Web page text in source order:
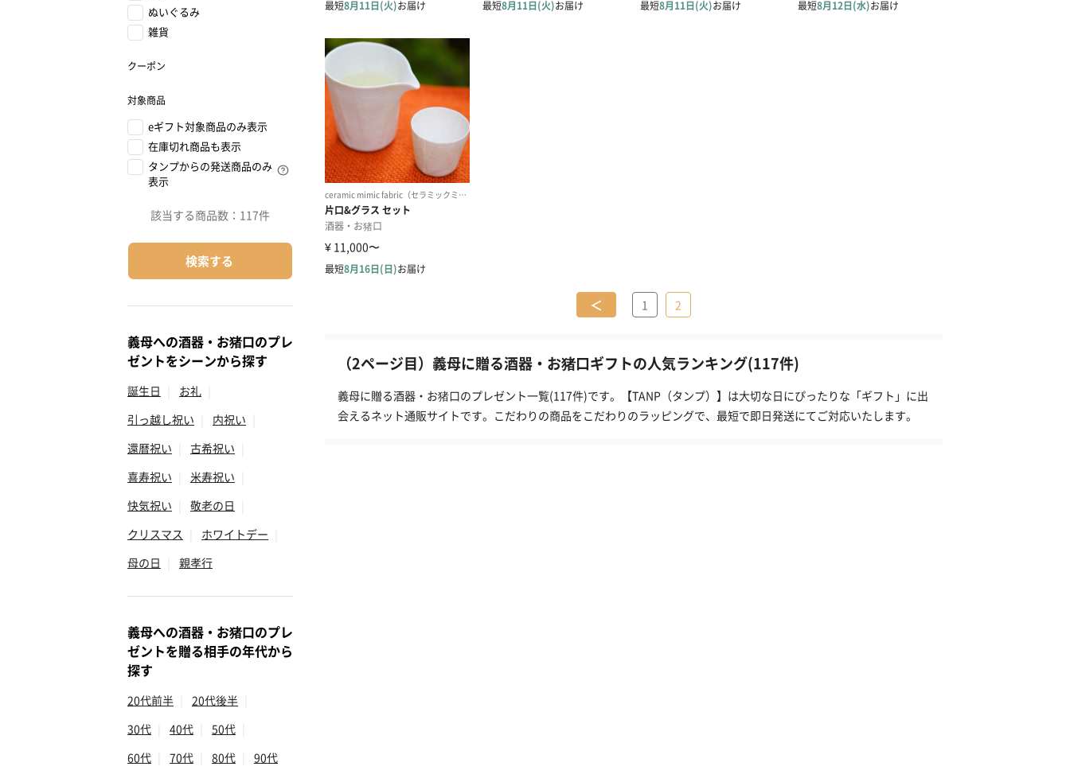
ぬいぐるみ
雑貨
クーポン
対象商品
eギフト対象商品のみ表示
在庫切れ商品も表示
タンプからの発送商品のみ
表示
該当する商品数： 117件
検索する
義母への酒器・お猪口のプレ
ゼントをシーンから探す
誕生日 お礼
引っ越し祝い
内祝い
還暦祝い
古希祝い
喜寿祝い
米寿祝い
快気祝い
敬老の日
クリスマス
ホワイトデー
母の日
親孝行
義母への酒器・お猪口のプレ
ゼントを贈る相手の年代から
探す
20代前半 20代後半
30代
40代 50代
60代
70代 80代 90代
＜ 1 2
（2ページ目）義母に贈る酒器・お猪口ギフトの人気ランキング(117件)
義母に贈る酒器・お猪口のプレゼント一覧(117件)です。【TANP（タンプ）】は大切な日にぴったりな「ギフト」に出
会えるネット通販サイトです。こだわりの商品をこだわりのラッピングで、最短で即日発送にてご対応いたします。